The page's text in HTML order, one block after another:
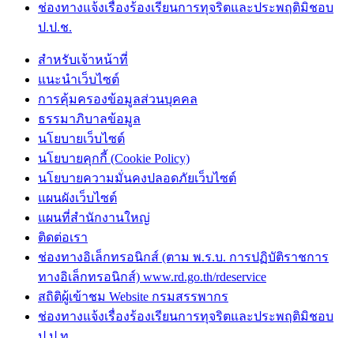
ช่องทางแจ้งเรื่องร้องเรียนการทุจริตและประพฤติมิชอบ
ป.ป.ช.
สำหรับเจ้าหน้าที่
แนะนำเว็บไซต์
การคุ้มครองข้อมูลส่วนบุคคล
ธรรมาภิบาลข้อมูล
นโยบายเว็บไซต์
นโยบายคุกกี้ (Cookie Policy)
นโยบายความมั่นคงปลอดภัยเว็บไซต์
แผนผังเว็บไซต์
แผนที่สำนักงานใหญ่
ติดต่อเรา
ช่องทางอิเล็กทรอนิกส์ (ตาม พ.ร.บ. การปฏิบัติราชการ
ทางอิเล็กทรอนิกส์) www.rd.go.th/rdeservice
สถิติผู้เข้าชม Website กรมสรรพากร
ช่องทางแจ้งเรื่องร้องเรียนการทุจริตและประพฤติมิชอบ